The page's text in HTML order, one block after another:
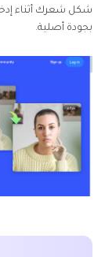
بجودة أصلية.